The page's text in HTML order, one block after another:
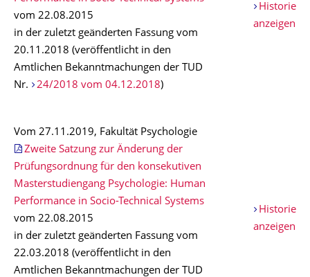
vom 22.08.2015
in der zuletzt geänderten Fassung vom
20.11.2018 (veröffentlicht in den
Amtlichen Bekanntmachungen der TUD
Nr.
24/2018 vom 04.12.2018)
Historie
anzeigen
Vom 27.11.2019, Fakultät Psychologie
Zweite Satzung zur Änderung der
Prüfungsordnung für den konsekutiven
Masterstudiengang Psychologie: Human
Performance in Socio-Technical Systems
vom 22.08.2015
in der zuletzt geänderten Fassung vom
22.03.2018 (veröffentlicht in den
Amtlichen Bekanntmachungen der TUD
Historie
anzeigen